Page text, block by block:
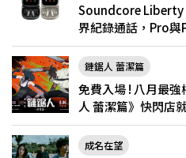
Soundcore Liberty
界紀錄通話，Pro與
鏈鋸人 蕾潔篇
免費入場 ! 八月最
人 蕾潔篇》快閃店
限定登場
成名在望